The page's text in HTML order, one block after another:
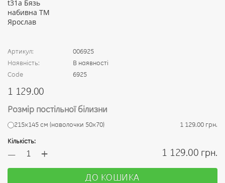
Артикул:
006925
Наявність:
В наявності
Code
6925
1 129.00
Розмір постільної білизни
215x145 см (наволочки 50x70) 1 129.00 грн.
Кількість:
— + 1 129.00 грн.
ДО КОШИКА